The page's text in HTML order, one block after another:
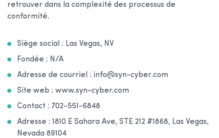
retrouver dans la complexité des processus de
conformité.
Siège social : Las Vegas, NV
Fondée : N/A
Adresse de courriel : info@syn-cyber.com
Site web : www.syn-cyber.com
Contact : 702-551-6848
Adresse : 1810 E Sahara Ave, STE 212 #1868, Las Vegas,
Nevada 89104